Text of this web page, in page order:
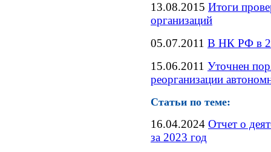
13.08.2015 Итоги
организаций
05.07.2011 В НК РФ в
15.06.2011 Уточнен
реорганизации
Статьи по теме:
16.04.2024 Отчет о
за 2023 год